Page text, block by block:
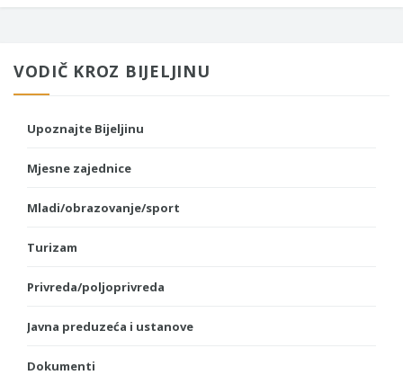
VODIČ KROZ BIJELJINU
Upoznajte Bijeljinu
Mjesne zajednice
Mladi/obrazovanje/sport
Turizam
Privreda/poljoprivreda
Javna preduzeća i ustanove
Dokumenti